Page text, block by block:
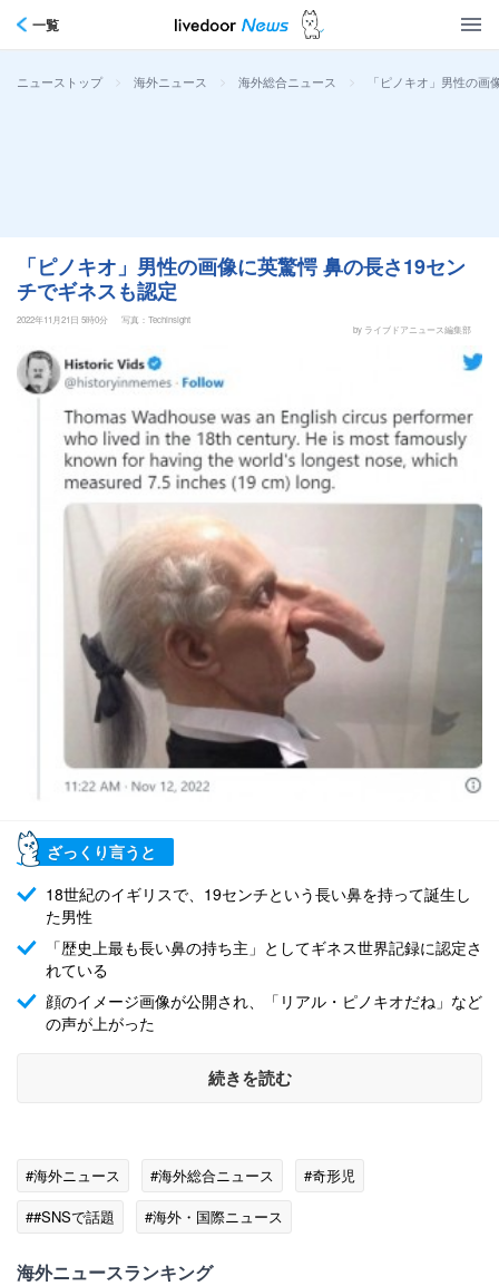
一覧
ニューストップ > 海外ニュース > 海外総合ニュース > 「ピノキオ」男性の
「ピノキオ」男性の画像に英驚愕 鼻の長さ19セン
チでギネスも認定
2022年11月21日 5時0分
写真：Techinsight
by ライブドアニュース編集部
ざっくり言うと
18世紀のイギリスで、19センチという長い鼻を持って誕生し
た男性
「歴史上最も長い鼻の持ち主」としてギネス世界記録に認定さ
れている
顔のイメージ画像が公開され、「リアル・ピノキオだね」など
の声が上がった
続きを読む
#海外ニュース #海外総合ニュース
#奇形児
##SNSで話題
#海外・国際ニュース
海外ニュースランキング